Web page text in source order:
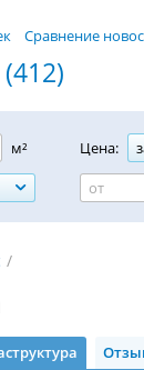
Сравнение
м²
Цена: